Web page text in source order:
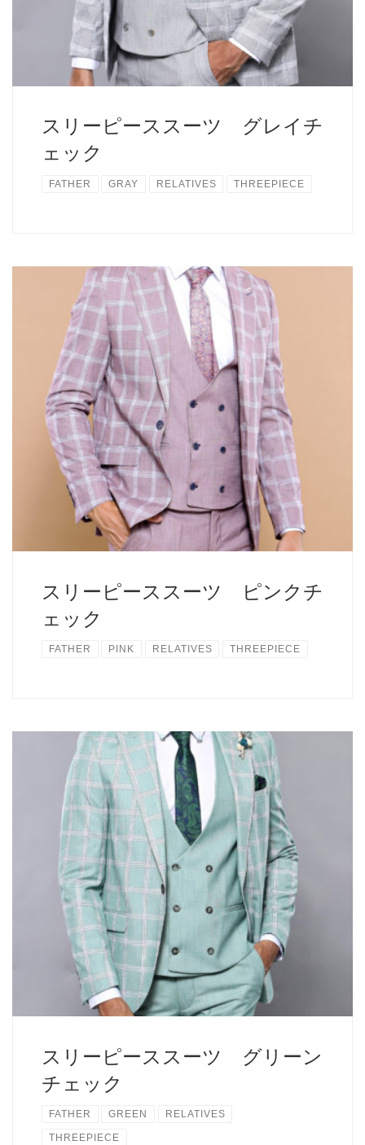
スリーピーススーツ グレイチ
ェック
FATHER GRAY RELATIVES THREEPIECE
スリーピーススーツ ピンクチ
ェック
FATHER PINK RELATIVES THREEPIECE
スリーピーススーツ グリーン
チェック
FATHER GREEN RELATIVES
THREEPIECE